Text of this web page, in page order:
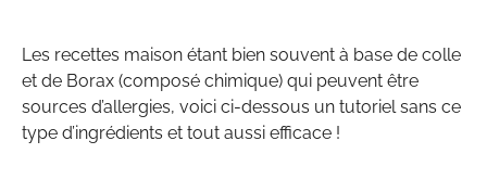
Les recettes maison étant bien souvent à base de colle
et de Borax (composé chimique) qui peuvent être
sources d’allergies, voici ci-dessous un tutoriel sans ce
type d’ingrédients et tout aussi efficace !